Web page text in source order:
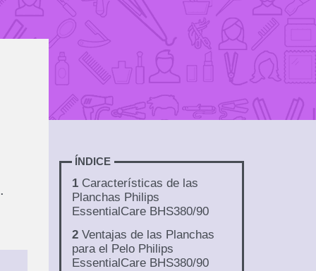
.
ÍNDICE
1Características de las
Planchas Philips
EssentialCare BHS380/90
2Ventajas de las Planchas
para el Pelo Philips
EssentialCare BHS380/90